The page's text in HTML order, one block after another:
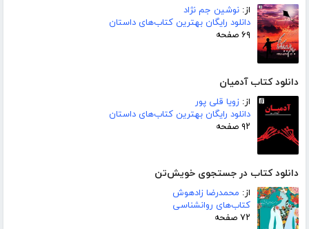
از: نوشین جم نژاد
دانلود رایگان بهترین کتاب‌های داستان
۶۹ صفحه
دانلود کتاب آدمیان
از: زویا قلی پور
دانلود رایگان بهترین کتاب‌های داستان
۹۲ صفحه
دانلود کتاب در جستجوی خویش‌تن
از: محمدرضا زادهوش
کتاب‌های روانشناسی
۷۲ صفحه